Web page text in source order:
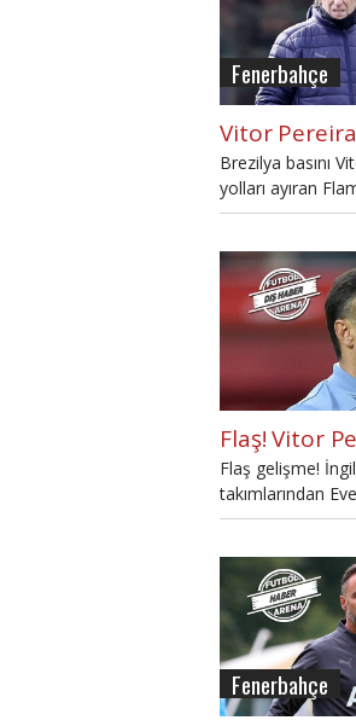
Fenerbahçe
Brezilya basını
yolları ayıran
Fenerbahçe
Flaş gelişme!
takımlarından
ile anlaştı.
Fenerbahçe